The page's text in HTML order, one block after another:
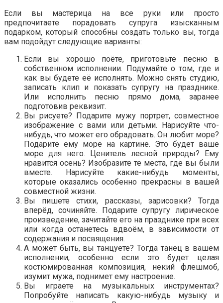
Если вы мастерица на все руки или просто
предпочитаете порадовать супруга изысканным
подарком, который способны создать только вы, тогда
вам подойдут следующие варианты:
Если вы хорошо поёте, приготовьте песню в
собственном исполнении. Подумайте о том, где и
как вы будете её исполнять. Можно снять студию,
записать клип и показать супругу на празднике.
Или исполнить песню прямо дома, заранее
подготовив реквизит.
Вы рисуете? Подарите мужу портрет, совместное
изображение с вами или детьми. Нарисуйте что-
нибудь, что может его обрадовать. Он любит море?
Подарите ему море на картине. Это будет ваше
море для него. Ценитель лесной природы? Ему
нравится осень? Изобразите те места, где вы были
вместе. Нарисуйте какие-нибудь моменты,
которые оказались особенно прекрасны в вашей
совместной жизни.
Вы пишете стихи, рассказы, зарисовки? Тогда
вперёд, сочиняйте. Подарите супругу лирическое
произведение, зачитайте его на празднике при всех
или когда останетесь вдвоём, в зависимости от
содержания и посвящения.
А может быть, вы танцуете? Тогда танец в вашем
исполнении, особенно если это будет целая
костюмированная композиция, некий флешмоб,
изумит мужа, поднимет ему настроение.
Вы играете на музыкальных инструментах?
Попробуйте написать какую-нибудь музыку и